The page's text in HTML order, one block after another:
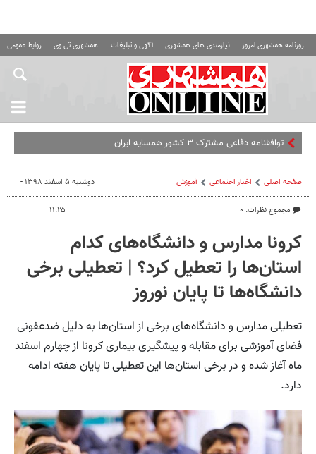
روزنامه همشهری امروز نیازمندی های همشهری آگهی و تبلیغات همشهری تی وی روابط عمومی
توافقنامه دفاعی مشترک ۳ کشور همسایه ایران
صفحه اصلی اخبار اجتماعی آموزش
مجموع نظرات: ۰
دوشنبه ۵ اسفند ۱۳۹۸ -
۱۱:۲۵
کرونا مدارس و دانشگاه‌های کدام
استان‌ها را تعطیل کرد؟ | تعطیلی برخی
دانشگاه‌ها تا پایان نوروز
تعطیلی مدارس و دانشگاه‌های برخی از استان‌ها به دلیل ضدعفونی
فضای آموزشی برای مقابله و پیشگیری بیماری کرونا از چهارم اسفند
ماه آغاز شده و در برخی استان‌ها این تعطیلی تا پایان هفته ادامه
دارد.